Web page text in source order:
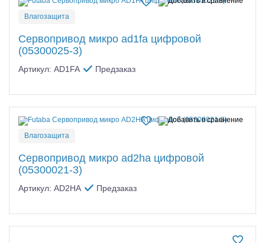
Влагозащита
Сервопривод микро ad1fa цифровой
(05300025-3)
Артикул: AD1FA Предзаказ
Влагозащита
Сервопривод микро ad2ha цифровой
(05300021-3)
Артикул: AD2HA Предзаказ